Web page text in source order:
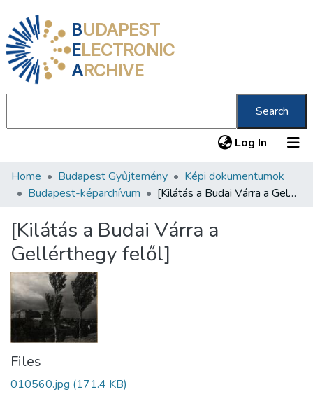
BUDAPEST
ELECTRONIC
ARCHIVE
Search
Log In (current)
Communities & Collections
Statistics
About us
Home Budapest Gyűjtemény
Képi dokumentumok
Budapest-képarchívum
[Kilátás a Budai Várra a Gellérthegy felől]
[Kilátás a Budai Várra a
Gellérthegy felől]
Files
010560.jpg (171.4 KB)